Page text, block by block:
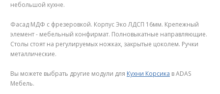
небольшой кухне.
Фасад МДФ с фрезеровкой. Корпус Эко ЛДСП 16мм. Крепежный
элемент - мебельный конфирмат. Полновыкатные направляющие.
Столы стоят на регулируемых ножках, закрытые цоколем. Ручки
металлические.
Вы можете выбрать другие модули для Кухни Корсика в ADAS
Мебель.